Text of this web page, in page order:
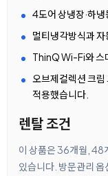
4도어 상냉장·하냉
멀티냉각방식과 자
ThinQ Wi-Fi와 스
오브제컬렉션 크림
적용했습니다.
렌탈 조건
이 상품은 36개월, 48
있습니다. 방문관리